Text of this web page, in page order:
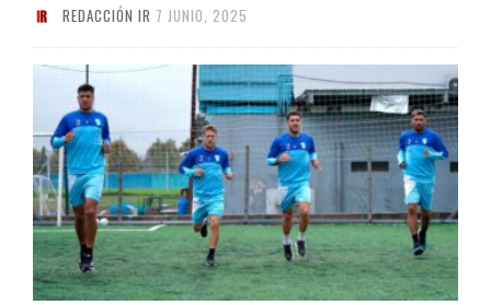
REDACCIÓN IR 7 JUNIO, 2025